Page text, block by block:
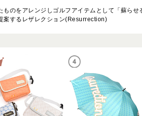
のをアレンジしゴルフアイテムとして「蘇らせ
案するレザレクション(Resurrection)